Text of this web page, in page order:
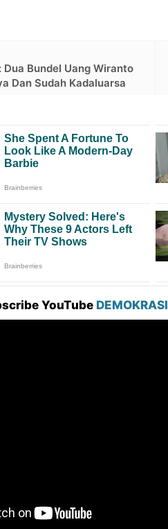
Dua Bundel Uang Wiranto
Dan Sudah Kadaluarsa
YouTube DEMOKRASI